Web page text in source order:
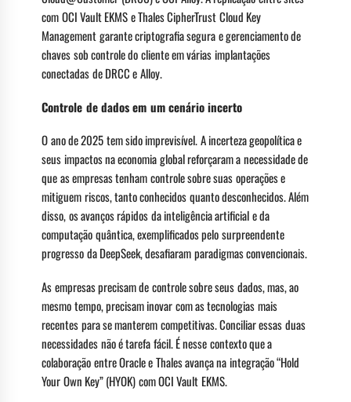
com OCI Vault EKMS e Thales CipherTrust Cloud Key
Management garante criptografia segura e gerenciamento de
chaves sob controle do cliente em várias implantações
conectadas de DRCC e Alloy.
Controle de dados em um cenário incerto
O ano de 2025 tem sido imprevisível. A incerteza geopolítica e
seus impactos na economia global reforçaram a necessidade de
que as empresas tenham controle sobre suas operações e
mitiguem riscos, tanto conhecidos quanto desconhecidos. Além
disso, os avanços rápidos da inteligência artificial e da
computação quântica, exemplificados pelo surpreendente
progresso da DeepSeek, desafiaram paradigmas convencionais.
As empresas precisam de controle sobre seus dados, mas, ao
mesmo tempo, precisam inovar com as tecnologias mais
recentes para se manterem competitivas. Conciliar essas duas
necessidades não é tarefa fácil. É nesse contexto que a
colaboração entre Oracle e Thales avança na integração “Hold
Your Own Key” (HYOK) com OCI Vault EKMS.